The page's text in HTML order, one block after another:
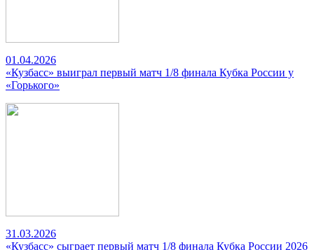
01.04.2026
«Кузбасс» выиграл первый матч 1/8 финала Кубка России у
«Горького»
31.03.2026
«Кузбасс» сыграет первый матч 1/8 финала Кубка России 2026